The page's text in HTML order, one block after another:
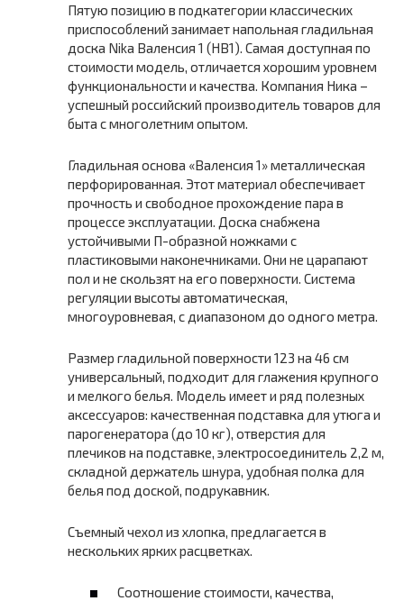
Пятую позицию в подкатегории классических
приспособлений занимает напольная гладильная
доска Nika Валенсия 1 (НВ1). Самая доступная по
стоимости модель, отличается хорошим уровнем
функциональности и качества. Компания Ника –
успешный российский производитель товаров для
быта с многолетним опытом.
Гладильная основа «Валенсия 1» металлическая
перфорированная. Этот материал обеспечивает
прочность и свободное прохождение пара в
процессе эксплуатации. Доска снабжена
устойчивыми П-образной ножками с
пластиковыми наконечниками. Они не царапают
пол и не скользят на его поверхности. Система
регуляции высоты автоматическая,
многоуровневая, с диапазоном до одного метра.
Размер гладильной поверхности 123 на 46 см
универсальный, подходит для глажения крупного
и мелкого белья. Модель имеет и ряд полезных
аксессуаров: качественная подставка для утюга и
парогенератора (до 10 кг), отверстия для
плечиков на подставке, электросоединитель 2,2 м,
складной держатель шнура, удобная полка для
белья под доской, подрукавник.
Съемный чехол из хлопка, предлагается в
нескольких ярких расцветках.
Соотношение стоимости, качества,